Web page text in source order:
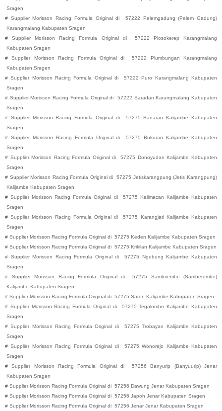
Sragen
# Supplier Morisson Racing Formula Original di 57222
Pelemgadung (Pelem Gadung)
Karangmalang Kabupaten Sragen
#
Supplier Morisson Racing Formula Original di 57222 Plosokerep
Karangmalang
Kabupaten Sragen
#
Supplier Morisson Racing Formula Original di 57222 Plumbungan
Karangmalang
Kabupaten Sragen
# Supplier Morisson Racing Formula Original di 57222 Puro Karangmalang
Kabupaten
Sragen
# Supplier Morisson Racing Formula Original di 57222 Saradan Karangmalang Kabupaten
Sragen
# Supplier Morisson Racing Formula Original di 57275 Banaran Kalijambe
Kabupaten
Sragen
# Supplier Morisson Racing Formula Original di 57275 Bukuran Kalijambe
Kabupaten
Sragen
# Supplier Morisson Racing Formula Original di 57275 Donoyudan Kalijambe
Kabupaten
Sragen
# Supplier Morisson Racing Formula Original di 57275 Jetiskarangpung (Jetis Karangpung)
Kalijambe Kabupaten Sragen
# Supplier Morisson Racing Formula Original di 57275 Kalimacan Kalijambe
Kabupaten
Sragen
# Supplier Morisson Racing Formula Original di 57275 Karangjati Kalijambe
Kabupaten
Sragen
# Supplier Morisson Racing Formula Original di 57275 Keden Kalijambe Kabupaten Sragen
# Supplier Morisson Racing Formula Original di 57275 Krikilan Kalijambe Kabupaten Sragen
# Supplier Morisson Racing Formula Original di 57275 Ngebung Kalijambe
Kabupaten
Sragen
#
Supplier Morisson Racing Formula Original di 57275
Sambirembe (Samberembe)
Kalijambe Kabupaten Sragen
# Supplier Morisson Racing Formula Original di 57275 Saren Kalijambe Kabupaten Sragen
# Supplier Morisson Racing Formula Original di 57275 Tegalombo Kalijambe
Kabupaten
Sragen
# Supplier Morisson Racing Formula Original di 57275 Trobayan Kalijambe
Kabupaten
Sragen
# Supplier Morisson Racing Formula Original di 57275 Wonorejo Kalijambe
Kabupaten
Sragen
#
Supplier Morisson Racing Formula Original di 57256 Banyurip (Banyuurip)
Jenar
Kabupaten Sragen
# Supplier Morisson Racing Formula Original di 57256 Dawung Jenar Kabupaten Sragen
# Supplier Morisson Racing Formula Original di 57256 Japoh Jenar Kabupaten Sragen
# Supplier Morisson Racing Formula Original di 57256 Jenar Jenar Kabupaten Sragen